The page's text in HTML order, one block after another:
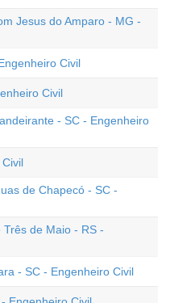
Jesus do Amparo - MG -
Civil
Civil
- SC - Engenheiro
de Chapecó - SC -
de Maio - RS -
- SC - Engenheiro Civil